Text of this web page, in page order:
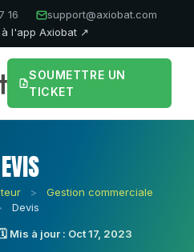
16
support@axiobat.com
l'app Axiobat ↗
SOUMETTRE UN
TICKET
>
Gestion commerciale
Devis
Mis à jour : Oct 17, 2023